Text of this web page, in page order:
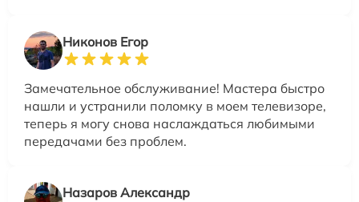
Никонов Егор
Замечательное обслуживание! Мастера быстро
нашли и устранили поломку в моем телевизоре,
теперь я могу снова наслаждаться любимыми
передачами без проблем.
Назаров Александр